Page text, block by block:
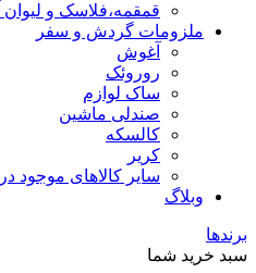
قمقمه،فلاسک و لیوان
ملزومات گردش و سفر
آغوش
روروئک
ساک لوازم
صندلی ماشین
کالسکه
کریر
سایر کالاهای موجود
وبلاگ
برندها
سبد خرید شما